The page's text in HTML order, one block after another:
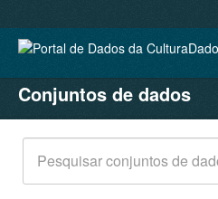
CONJUNTOS DE DADOS
ORGANIZAÇÕES
GRUPOS
SOBRE
Conjuntos de dados